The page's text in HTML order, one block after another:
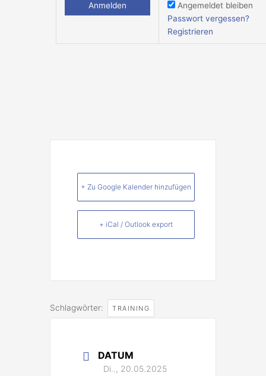
Angemeldet bleiben
Passwort vergessen?
Registrieren
+ Zu Google Kalender hinzufügen
+ iCal / Outlook export
Schlagwörter: TRAINING
DATUM
Di.., 20.05.2025